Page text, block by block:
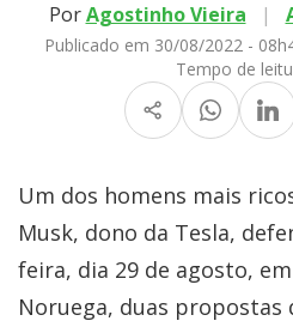
PorAgostinho Vieira |
Publicado em 30/08/2022 -
Tempo de
Um dos homens mais
Musk, dono da Tesla,
feira, dia 29 de agosto,
Noruega, duas propostas